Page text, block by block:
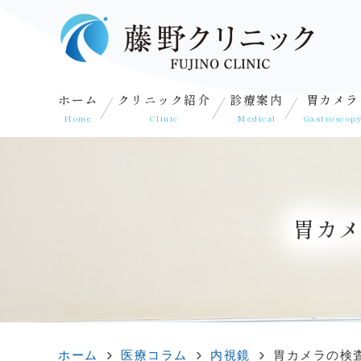
ホーム
Home
クリニック紹介
Clinic
診療案内
Medical
胃カメラ
胃カ
ホーム 医療コラム 内視鏡 胃カメラの検